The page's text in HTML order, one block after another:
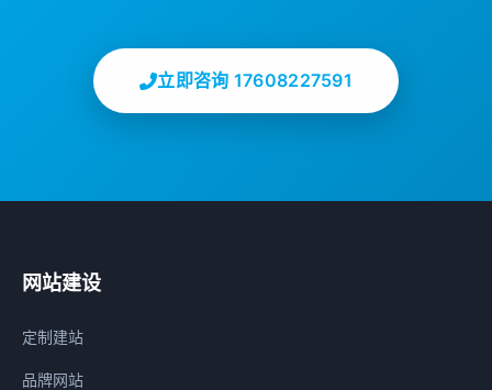
立即咨询 17608227591
网站建设
定制建站
品牌网站